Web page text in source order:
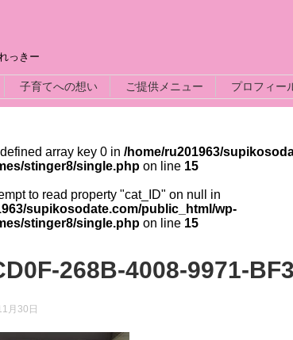
っきー
子育てへの想い ご提供メニュー プロフィー
array key 0 in /home/ru201963/
stinger8/single.php on line 15
to read property "cat_ID" on null in
supikosodate.com/public_html/wp-
stinger8/single.php on line 15
268B-4008-9971-
月30日